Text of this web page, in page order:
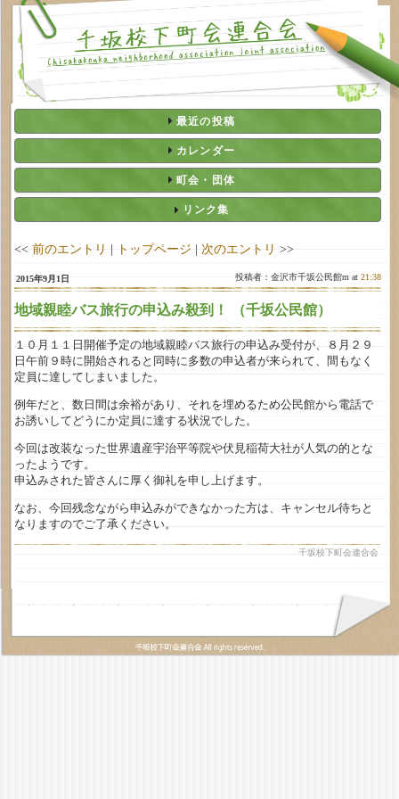
最近の投稿
カレンダー
町会・団体
リンク集
<< 前のエントリ | トップページ | 次のエントリ >>
2015年9月1日 投稿者：金沢市千坂公民館m at21:38
地域親睦バス旅行の申込み殺到！ （千坂公民館）
１０月１１日開催予定の地域親睦バス旅行の申込み受付が、８月２９
日午前９時に開始されると同時に多数の申込者が来られて、間もなく
定員に達してしまいました。
例年だと、数日間は余裕があり、それを埋めるため公民館から電話で
お誘いしてどうにか定員に達する状況でした。
今回は改装なった世界遺産宇治平等院や伏見稲荷大社が人気の的とな
ったようです。
申込みされた皆さんに厚く御礼を申し上げます。
なお、今回残念ながら申込みができなかった方は、キャンセル待ちと
なりますのでご了承ください。
千坂校下町会連合会